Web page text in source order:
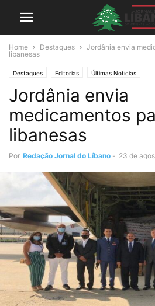
Home Destaques
Jordânia envia
libanesas
Destaques Editorias Últimas Notícias
Jordânia envia
medicamentos
libanesas
Por Redação Jornal do Líbano - 23 de